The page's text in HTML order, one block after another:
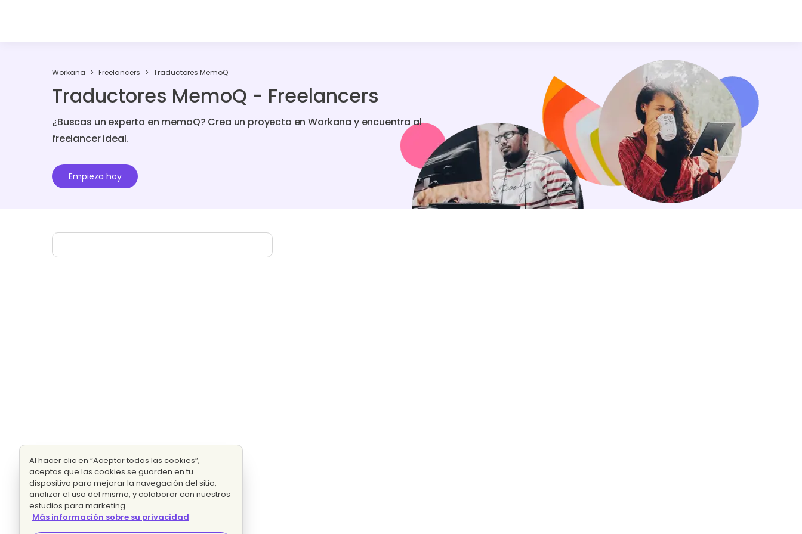
Workana Freelancers Traductores MemoQ
Traductores MemoQ - Freelancers
¿Buscas un experto en memoQ? Crea un proyecto en Workana y encuentra al
freelancer ideal.
Empieza hoy
Al hacer clic en “Aceptar todas las cookies”,
aceptas que las cookies se guarden en tu
dispositivo para mejorar la navegación del sitio,
analizar el uso del mismo, y colaborar con nuestros
estudios para marketing.
Más información sobre su privacidad